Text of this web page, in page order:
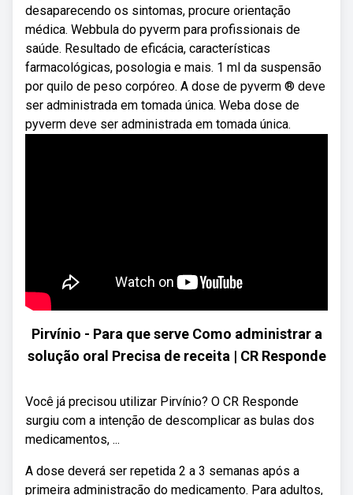
desaparecendo os sintomas, procure orientação
médica. Webbula do pyverm para profissionais de
saúde. Resultado de eficácia, características
farmacológicas, posologia e mais. 1 ml da suspensão
por quilo de peso corpóreo. A dose de pyverm ® deve
ser administrada em tomada única. Weba dose de
pyverm deve ser administrada em tomada única.
Pirvínio - Para que serve Como administrar a
solução oral Precisa de receita | CR Responde
Você já precisou utilizar Pirvínio? O CR Responde
surgiu com a intenção de descomplicar as bulas dos
medicamentos, ...
A dose deverá ser repetida 2 a 3 semanas após a
primeira administração do medicamento. Para adultos,